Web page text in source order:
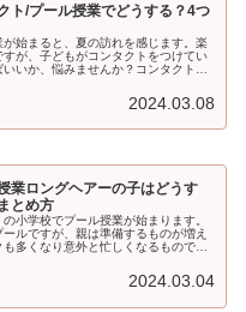
ト/プール授業でどうする？4つ
始まると、夏の訪れを感じます。楽
すが、子どもがコンタクトをつけてい
いか、悩みませんか？コンタクトを
2024.03.08
業ロングヘアーの子はどうす
とめ方
小学校でプール授業が始まります。
ルですが、親は準備するものが増え
多くなり意外と忙しくなるもので
2024.03.04